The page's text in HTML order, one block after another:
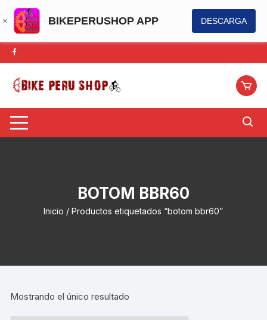
BIKEPERUSHOP APP DESCARGA
Saltar
al
contenido
BOTOM BBR60
Inicio / Productos etiquetados “botom bbr60”
Mostrando el único resultado